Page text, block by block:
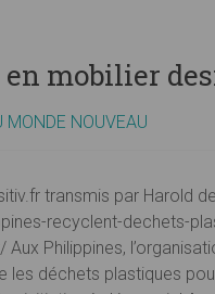
mobilier
MONDE NOUVEAU
transmis par Harold
recyclent-dechets-
Philippines,
les déchets plastiques